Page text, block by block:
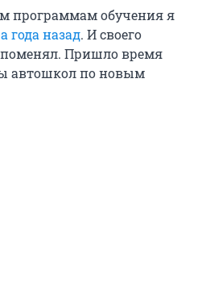
программам обучения я
года назад. И своего
поменял. Пришло время
автошкол по новым